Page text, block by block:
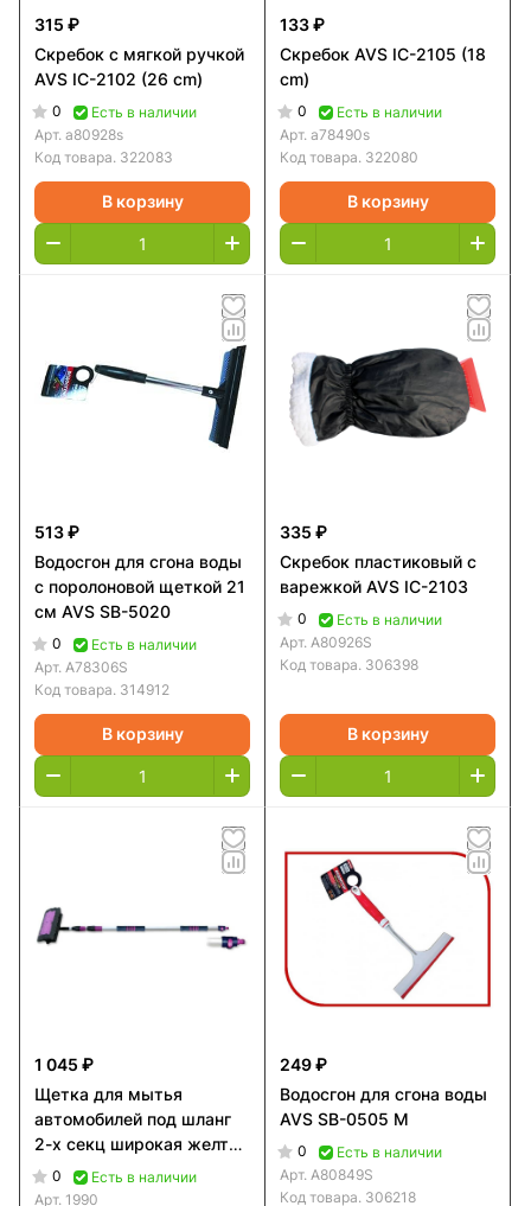
315 ₽
Скребок с мягкой ручкой
AVS IC-2102 (26 cm)
0
Есть в наличии
Арт. a80928s
Код товара. 322083
В корзину
133 ₽
Скребок AVS IC-2105 (18
cm)
0
Есть в наличии
Арт. a78490s
Код товара. 322080
В корзину
513 ₽
Водосгон для сгона воды
с поролоновой щеткой 21
см AVS SB-5020
0
Есть в наличии
Арт. A78306S
Код товара. 314912
В корзину
335 ₽
Скребок пластиковый с
варежкой AVS IC-2103
0
Есть в наличии
Арт. A80926S
Код товара. 306398
В корзину
1 045 ₽
Щетка для мытья
автомобилей под шланг
2-х секц широкая желтая
удлиненная
0
Есть в наличии
Арт. 1990
249 ₽
Водосгон для сгона воды
AVS SB-0505 M
0
Есть в наличии
Арт. A80849S
Код товара. 306218